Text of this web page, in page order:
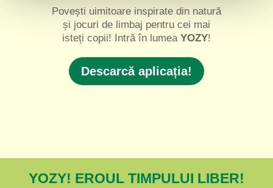
Povești uimitoare inspirate din natură
și jocuri de limbaj pentru cei mai
isteți copii! Intră în lumea YOZY!
Descarcă aplicația!
YOZY! EROUL TIMPULUI LIBER!